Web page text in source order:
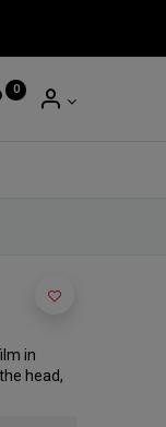
0
in
head,